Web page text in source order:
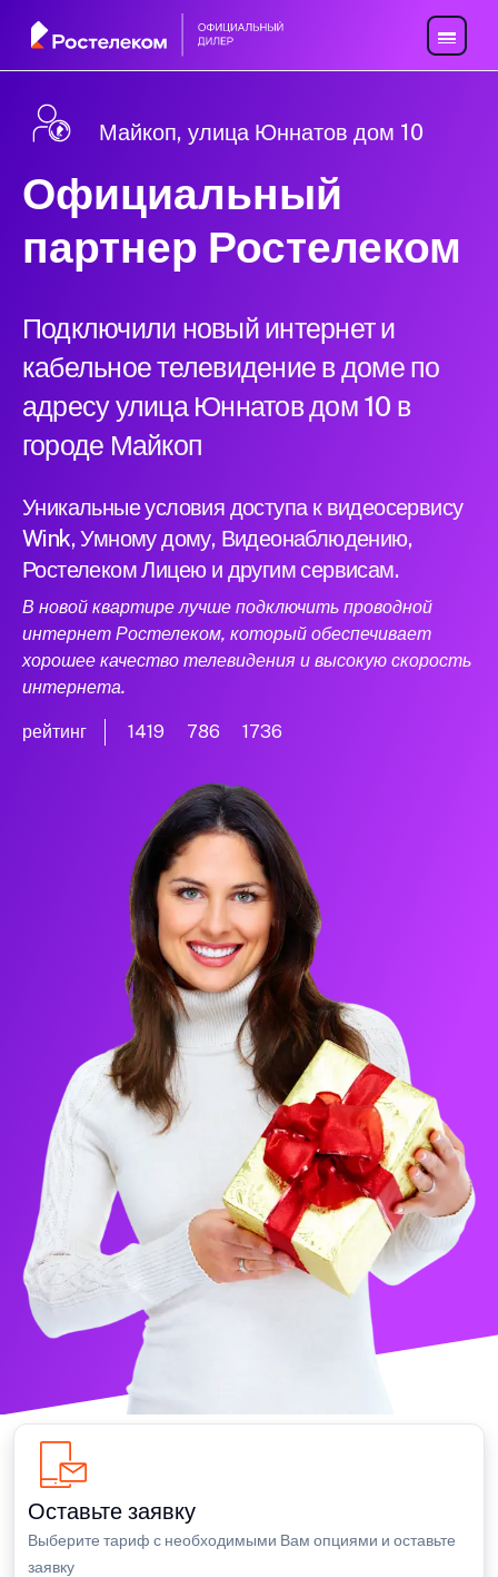
Майкоп, улица Юннатов дом 10
Официальный
партнер Ростелеком
Подключили новый интернет и
кабельное телевидение в доме по
адресу улица Юннатов дом 10 в
городе Майкоп
Уникальные условия доступа к видеосервису
Wink, Умному дому, Видеонаблюдению,
Ростелеком Лицею и другим сервисам.
В новой квартире лучше подключить проводной
интернет Ростелеком, который обеспечивает
хорошее качество телевидения и высокую скорость
интернета.
рейтинг 1419 786 1736
Оставьте заявку
Выберите тариф с необходимыми Вам опциями и оставьте
заявку